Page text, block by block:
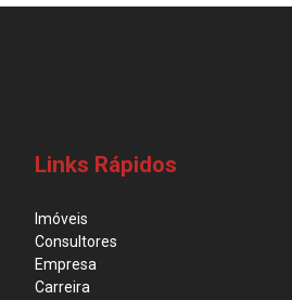
Links Rápidos
Imóveis
Consultores
Empresa
Carreira